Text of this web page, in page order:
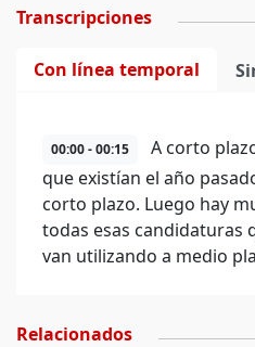
Transcripciones
Con línea temporal
00:00 - 00:15
A corto
que existían el año
corto plazo. Luego hay
todas esas candidaturas
van utilizando a medio
Relacionados